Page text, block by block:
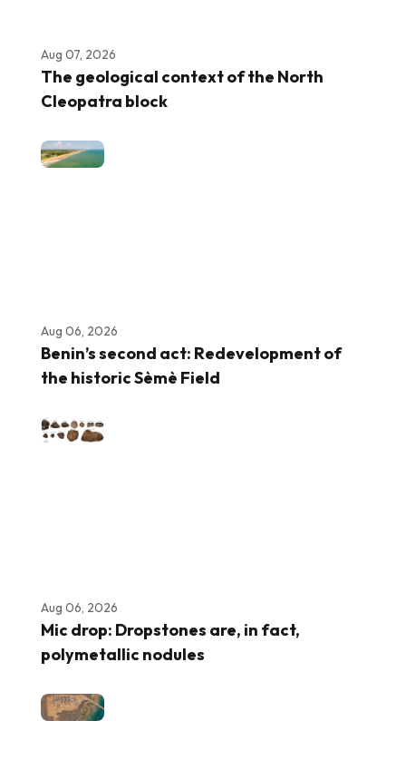
Aug 07, 2026
The geological context of the North
Cleopatra block
Aug 06, 2026
Benin’s second act: Redevelopment of
the historic Sèmè Field
Aug 06, 2026
Mic drop: Dropstones are, in fact,
polymetallic nodules